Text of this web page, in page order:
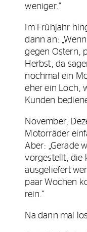
weniger.“
Im Frühjahr
dann an:
gegen Ostern,
Herbst, da
nochmal ein
eher ein Loch,
Kunden
November,
Motorräder
Aber: „Gerade
vorgestellt, die
ausgeliefert
paar Wochen
rein.“
Na dann mal